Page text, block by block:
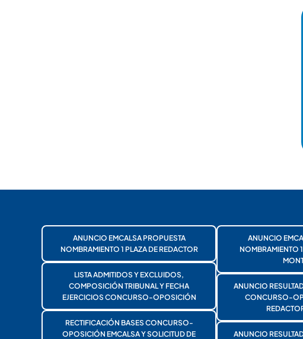
ANUNCIO EMCALSA PROPUESTA
NOMBRAMIENTO 1 PLAZA DE REDACTOR
LISTA ADMITIDOS Y EXCLUIDOS,
COMPOSICIÓN TRIBUNAL Y FECHA
EJERCICIOS CONCURSO-OPOSICIÓN
RECTIFICACIÓN BASES CONCURSO-
OPOSICIÓN EMCALSA Y SOLICITUD DE
ANUNCIO
NOMBRAMIENTO
ANUNCIO
CONCURSO-
ANUNCIO